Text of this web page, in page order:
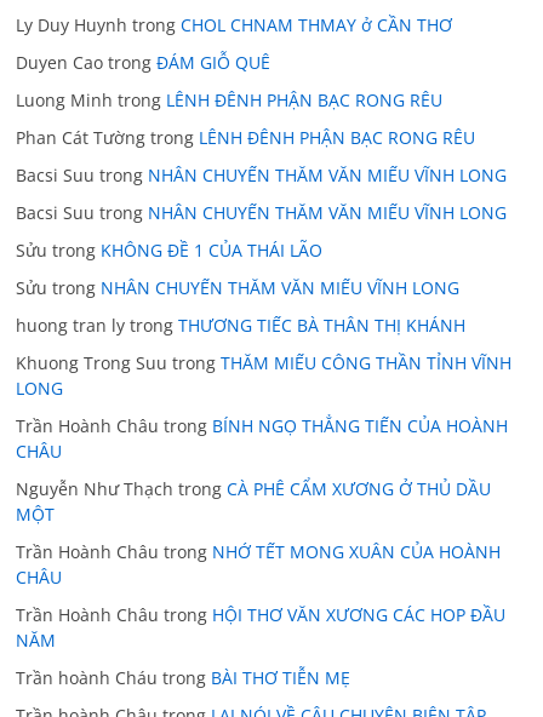
Ly Duy Huynh trongCHOL CHNAM THMAY ở CẦN THƠ
Duyen Cao trongĐÁM GIỖ QUÊ
Luong Minh trong LÊNH ĐÊNH PHẬN BẠC RONG RÊU
Phan Cát Tường trong LÊNH ĐÊNH PHẬN BẠC RONG RÊU
Bacsi Suu trong NHÂN CHUYẾN THĂM VĂN MIẾU VĨNH LONG
Bacsi Suu trong NHÂN CHUYẾN THĂM VĂN MIẾU VĨNH LONG
Sửu trong KHÔNG ĐỀ 1 CỦA THÁI LÃO
Sửu trong NHÂN CHUYẾN THĂM VĂN MIẾU VĨNH LONG
huong tran ly trongTHƯƠNG TIẾC BÀ THÂN THỊ KHÁNH
Khuong Trong Suu trongTHĂM MIẾU CÔNG THẦN TỈNH VĨNH
LONG
Trần Hoành Châu trong BÍNH NGỌ THẲNG TIẾN CỦA HOÀNH
CHÂU
Nguyễn Như Thạch trongCÀ PHÊ CẨM XƯƠNG Ở THỦ DẦU
MỘT
Trần Hoành Châu trong NHỚ TẾT MONG XUÂN CỦA HOÀNH
CHÂU
Trần Hoành Châu trong HỘI THƠ VĂN XƯƠNG CÁC HOP ĐẦU
NĂM
Trần hoành Cháu trong BÀI THƠ TIỄN MẸ